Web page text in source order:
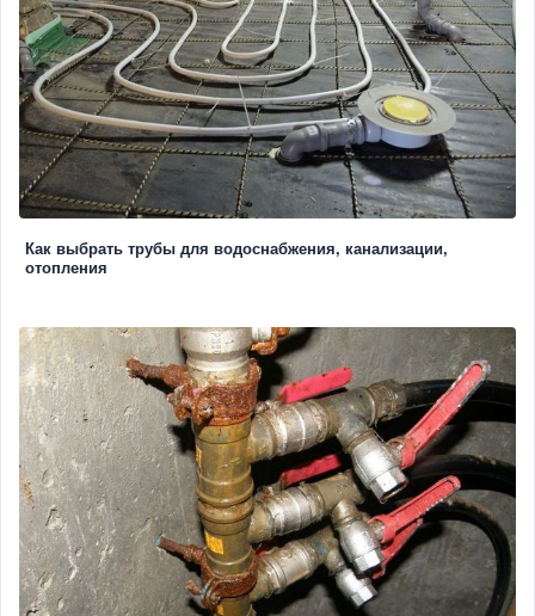
Как выбрать трубы для водоснабжения, канализации,
отопления